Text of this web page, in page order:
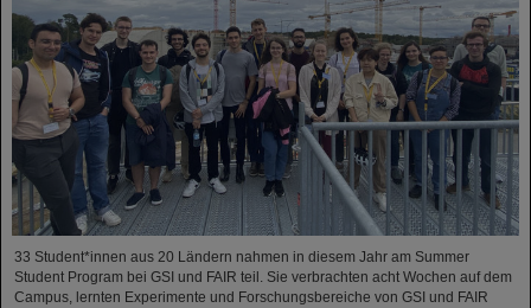
33 Student*innen aus 20 Ländern nahmen in diesem Jahr am Summer
Student Program bei GSI und FAIR teil. Sie verbrachten acht Wochen auf dem
Campus, lernten Experimente und Forschungsbereiche von GSI und FAIR